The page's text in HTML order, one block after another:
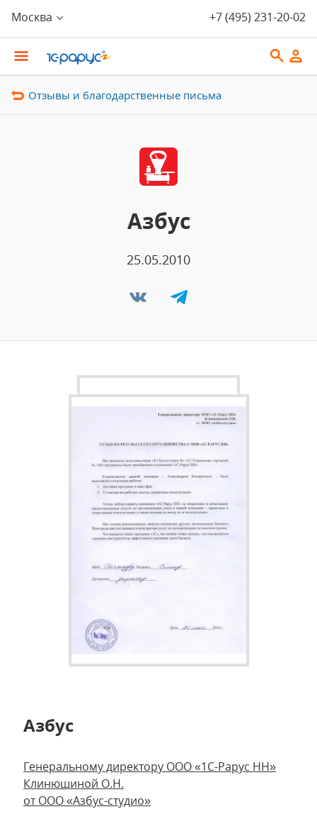
Москва +7 (495) 231-20-02
Отзывы и благодарственные письма
Азбус
25.05.2010
Азбус
Генеральному директору ООО «1С-Рарус НН»
Клинюшиной О.Н.
от ООО «Азбус-студио»